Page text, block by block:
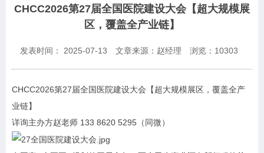
CHCC2026第27届全国医院建设大会【超大规模展
区，覆盖全产业链】
发表时间： 2025-07-13 文章来源：赵经理 浏览： 10303
CHCC2026第27届全国医院建设大会【超大规模展区，覆盖全产
业链】
详询主办方赵老师 133 8620 5295（同微）